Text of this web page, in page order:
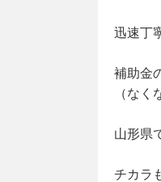
迅速丁
補助金
（なく
山形県
チカラ